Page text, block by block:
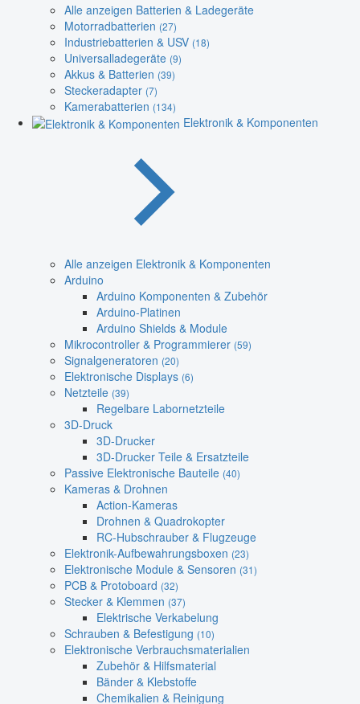
Alle anzeigen Batterien & Ladegeräte
Motorradbatterien (27)
Industriebatterien & USV (18)
Universalladegeräte (9)
Akkus & Batterien (39)
Steckeradapter (7)
Kamerabatterien (134)
Elektronik & Komponenten
Alle anzeigen Elektronik & Komponenten
Arduino
Arduino Komponenten & Zubehör
Arduino-Platinen
Arduino Shields & Module
Mikrocontroller & Programmierer (59)
Signalgeneratoren (20)
Elektronische Displays (6)
Netzteile (39)
Regelbare Labornetzteile
3D-Druck
3D-Drucker
3D-Drucker Teile & Ersatzteile
Passive Elektronische Bauteile (40)
Kameras & Drohnen
Action-Kameras
Drohnen & Quadrokopter
RC-Hubschrauber & Flugzeuge
Elektronik-Aufbewahrungsboxen (23)
Elektronische Module & Sensoren (31)
PCB & Protoboard (32)
Stecker & Klemmen (37)
Elektrische Verkabelung
Schrauben & Befestigung (10)
Elektronische Verbrauchsmaterialien
Zubehör & Hilfsmaterial
Bänder & Klebstoffe
Chemikalien & Reinigung